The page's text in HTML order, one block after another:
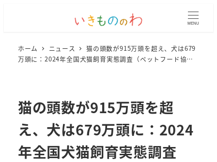
MENU
ホーム ニュース
猫の頭数が915万頭を超え、犬は679
万頭に：2024年全国犬猫飼育実態調査（ペットフード協
猫の頭数が915万頭を超
え、犬は679万頭に：2024
年全国犬猫飼育実態調査